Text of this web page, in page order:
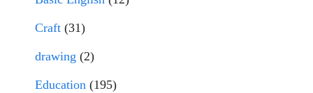
Craft (31)
drawing (2)
Education (195)